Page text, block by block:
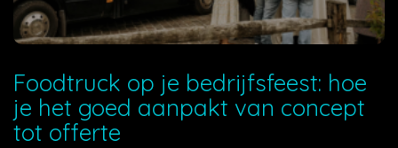
Foodtruck op je bedrijfsfeest: hoe
je het goed aanpakt van concept
tot offerte